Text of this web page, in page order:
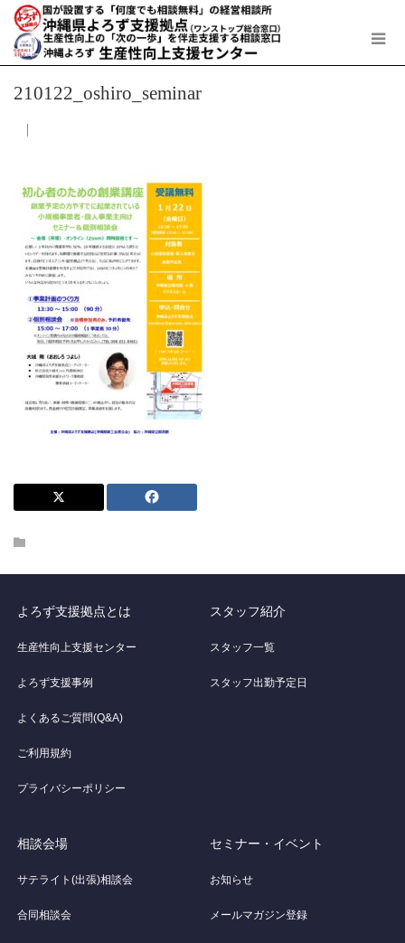
210122_oshiro_seminar
よろず支援拠点とは
生産性向上支援センター
よろず支援事例
よくあるご質問(Q&A)
ご利用規約
プライバシーポリシー
スタッフ紹介
スタッフ一覧
スタッフ出勤予定日
相談会場
サテライト(出張)相談会
合同相談会
セミナー・イベント
お知らせ
メールマガジン登録